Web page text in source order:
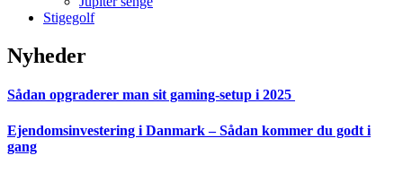
Stigegolf
Nyheder
Sådan opgraderer man sit gaming-setup i 2025
Ejendomsinvestering i Danmark – Sådan kommer du godt i
gang